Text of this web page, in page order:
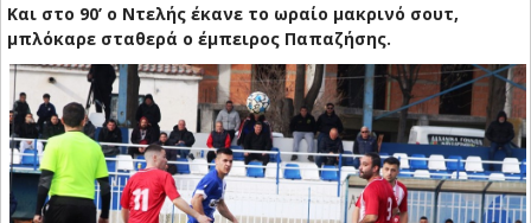
Και στο 90’ ο Ντελής έκανε το ωραίο μακρινό σουτ,
μπλόκαρε σταθερά ο έμπειρος Παπαζήσης.